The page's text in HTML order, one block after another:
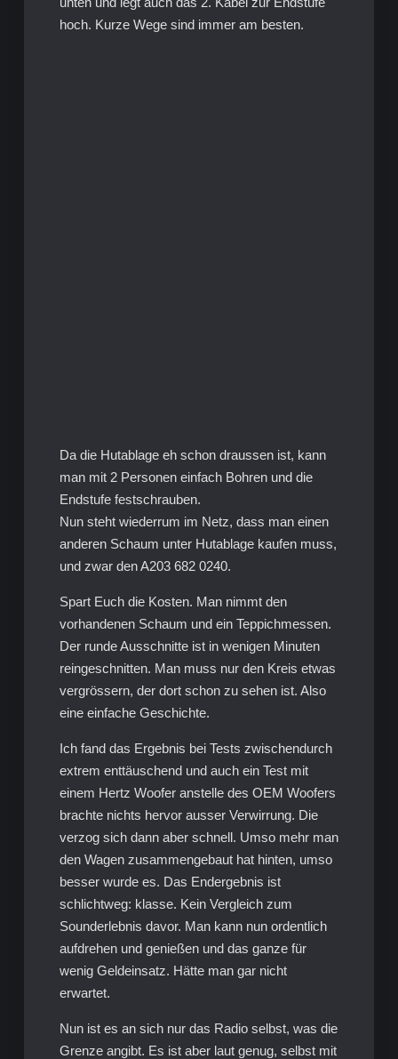
hoch. Kurze Wege sind immer am besten.
Da die Hutablage eh schon draussen ist, kann
man mit 2 Personen einfach Bohren und die
Endstufe festschrauben.
Nun steht wiederrum im Netz, dass man einen
anderen Schaum unter Hutablage kaufen muss,
und zwar den A203 682 0240.
Spart Euch die Kosten. Man nimmt den
vorhandenen Schaum und ein Teppichmessen.
Der runde Ausschnitte ist in wenigen Minuten
reingeschnitten. Man muss nur den Kreis etwas
vergrössern, der dort schon zu sehen ist. Also
eine einfache Geschichte.
Ich fand das Ergebnis bei Tests zwischendurch
extrem enttäuschend und auch ein Test mit
einem Hertz Woofer anstelle des OEM Woofers
brachte nichts hervor ausser Verwirrung. Die
verzog sich dann aber schnell. Umso mehr man
den Wagen zusammengebaut hat hinten, umso
besser wurde es. Das Endergebnis ist
schlichtweg: klasse. Kein Vergleich zum
Sounderlebnis davor. Man kann nun ordentlich
aufdrehen und genießen und das ganze für
wenig Geldeinsatz. Hätte man gar nicht
erwartet.
Nun ist es an sich nur das Radio selbst, was die
Grenze angibt. Es ist aber laut genug, selbst mit